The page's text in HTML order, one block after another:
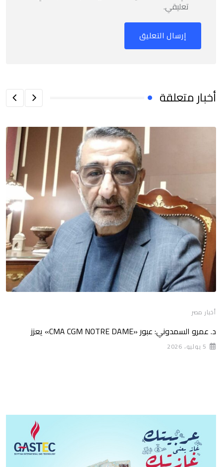
تعليقي.
أخبار متعلقة
أخبار مصر
د. عمرو السمدوني: عبور «CMA CGM NOTRE DAME» يعزز
5 يوليو، 2026